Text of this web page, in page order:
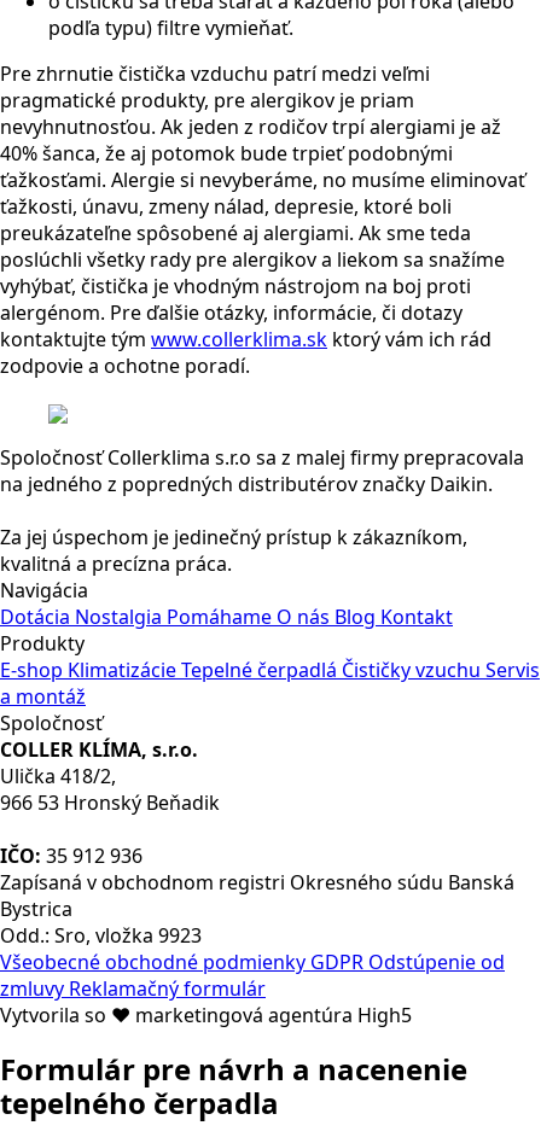
podľa typu) filtre vymieňať.
Pre zhrnutie čistička vzduchu patrí medzi veľmi
pragmatické produkty, pre alergikov je priam
nevyhnutnosťou. Ak jeden z rodičov trpí alergiami je až
40% šanca, že aj potomok bude trpieť podobnými
ťažkosťami. Alergie si nevyberáme, no musíme eliminovať
ťažkosti, únavu, zmeny nálad, depresie, ktoré boli
preukázateľne spôsobené aj alergiami. Ak sme teda
poslúchli všetky rady pre alergikov a liekom sa snažíme
vyhýbať, čistička je vhodným nástrojom na boj proti
alergénom. Pre ďalšie otázky, informácie, či dotazy
kontaktujte tým www.collerklima.sk ktorý vám ich rád
zodpovie a ochotne poradí.
Spoločnosť Collerklima s.r.o sa z malej firmy prepracovala
na jedného z popredných distributérov značky Daikin.
Za jej úspechom je jedinečný prístup k zákazníkom,
kvalitná a precízna práca.
Navigácia
Dotácia Nostalgia Pomáhame O nás Blog Kontakt
Produkty
E-shop KlimatizácieTepelné čerpadlá Čističky vzuchu Servis
a montáž
Spoločnosť
COLLER KLÍMA, s.r.o.
Ulička 418/2,
966 53 Hronský Beňadik
IČO: 35 912 936
Zapísaná v obchodnom registri Okresného súdu Banská
Bystrica
Odd.: Sro, vložka 9923
Všeobecné obchodné podmienky GDPR Odstúpenie od
zmluvy Reklamačný formulár
Vytvorila so ❤ marketingová agentúra High5
Formulár pre návrh a nacenenie
tepelného čerpadla